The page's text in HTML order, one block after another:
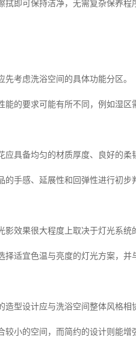
拭即可保持洁净，无需复杂保养程
先考虑洗浴空间的具体功能分区。
能的要求可能有所不同，例如湿
应具备均匀的材质厚度、良好的柔
手感、延展性和回弹性进行初步
效果很大程度上取决于灯光系统
择适宜色温与亮度的灯光方案，并
型设计应与洗浴空间整体风格相
较小的空间，而简约的设计则能增